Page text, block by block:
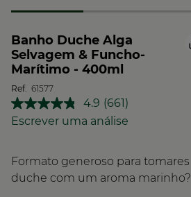
Banho Duche Alga
Selvagem & Funcho-
Marítimo - 400ml
Ref. 61577
4.9 Leu
661
a
mesma
página.
(661)
Escrever uma análise
Formato generoso para tomares
duche com um aroma marinho?